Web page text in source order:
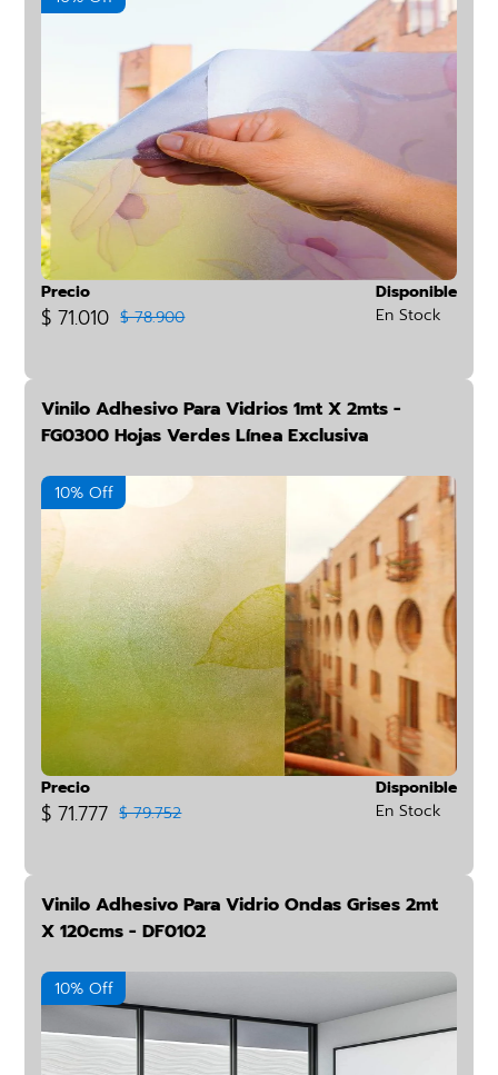
Precio
$ 71.010 $ 78.900
Disponible
En Stock
Vinilo Adhesivo Para Vidrios 1mt X 2mts -
FG0300 Hojas Verdes Línea Exclusiva
10% Off
Precio
$ 71.777 $ 79.752
Disponible
En Stock
Vinilo Adhesivo Para Vidrio Ondas Grises 2mt
X 120cms - DF0102
10% Off